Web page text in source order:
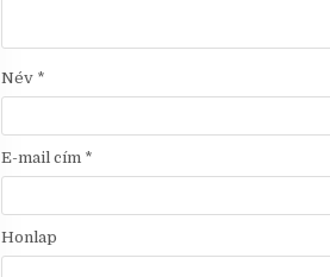
Név *
E-mail cím *
Honlap